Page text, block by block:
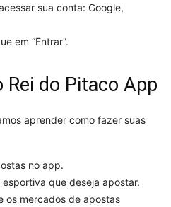
sua conta: Google,
em “Entrar”.
do Pitaco App
aprender como fazer suas
no app.
que deseja apostar.
os mercados de apostas